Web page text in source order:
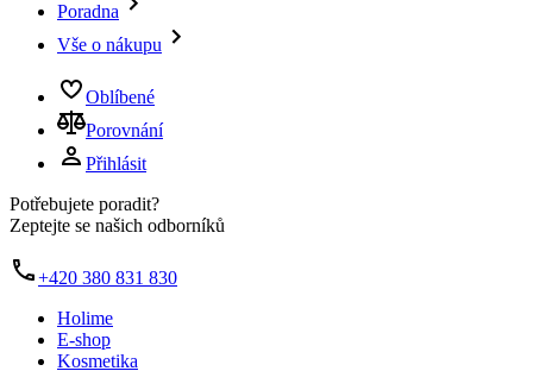
Poradna
Vše o nákupu
Oblíbené
Porovnání
Přihlásit
Potřebujete poradit?
Zeptejte se našich odborníků
+420 380 831 830
Holime
E-shop
Kosmetika